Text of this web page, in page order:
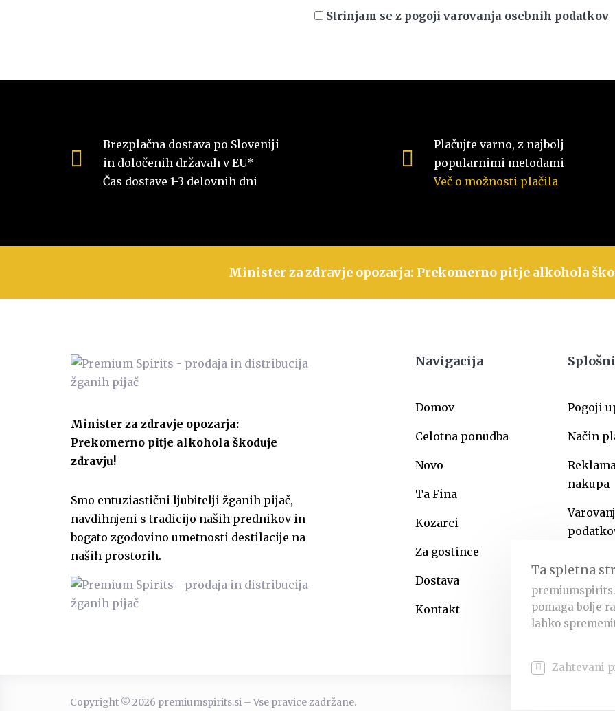
Strinjam se z pogoji varovanja osebnih podatkov
Brezplačna dostava po Sloveniji
in določenih državah v EU*
Čas dostave 1-3 delovnih dni
Plačujte varno, z najbolj
popularnimi metodami
Več o možnosti plačila
Minister za zdravje opozarja: Prekomerno pitje alkohola
Minister za zdravje opozarja:
Prekomerno pitje alkohola škoduje
zdravju!
Smo entuziastični ljubitelji žganih pijač,
navdihnjeni s tradicijo naših prednikov in
bogato zgodovino umetnosti destilacije na
naših prostorih.
Navigacija
Domov
Celotna ponudba
Novo
Ta Fina
Kozarci
Za gostince
Dostava
Kontakt
Pogoji
Način
nakupa
Copyright © 2026 premiumspirits.si – Vse pravice zadržane.
Ta spletna
pomaga bolje
lahko
Zahtevani